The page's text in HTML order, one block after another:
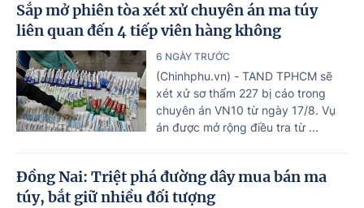
Sắp mở phiên tòa xét xử chuyên án ma túy
liên quan đến 4 tiếp viên hàng không
6 NGÀY TRƯỚC
(Chinhphu.vn) - TAND TPHCM sẽ
xét xử sơ thẩm 227 bị cáo trong
chuyên án VN10 từ ngày 17/8. Vụ
án được mở rộng điều tra từ ...
Đồng Nai: Triệt phá đường dây mua bán ma
túy, bắt giữ nhiều đối tượng